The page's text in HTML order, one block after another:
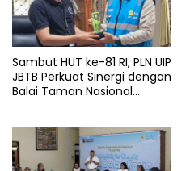
Sambut HUT ke-81 RI, PLN UIP
JBTB Perkuat Sinergi dengan
Balai Taman Nasional
kV Paiton–
Watudodol/Kalipuro